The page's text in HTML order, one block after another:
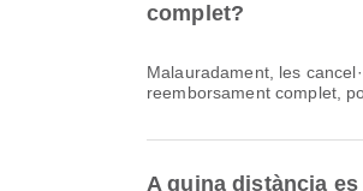
complet?
Malauradament, les
reemborsament complet,
A quina distància